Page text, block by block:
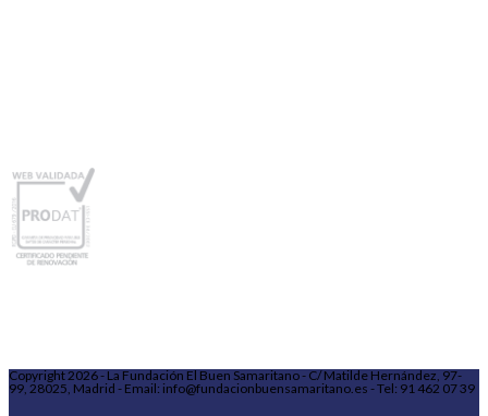
Copyright 2026 - La Fundación El Buen Samaritano - C/ Matilde Hernández, 97-
99, 28025, Madrid - Email: info@fundacionbuensamaritano.es - Tel: 91 462 07 39